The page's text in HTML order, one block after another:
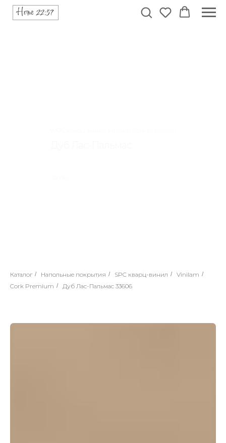
Каталог / Напольные покрытия / SPC кварц-винил / Vinilam /
Cork Premium / Дуб Лас-Пальмас 33606